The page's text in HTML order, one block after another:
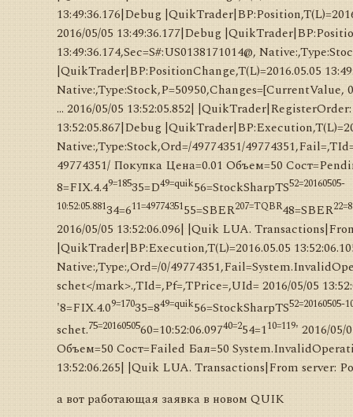
13:49:36.176|Debug
2016/05/05 13:49:36.177|Debug
13:49:36.174,Sec=S#:US0138171014@,
|QuikTrader|BP:PositionChange,T(L)=2016.05.05
... 2016/05/05 13:52:05.852|
13:52:05.867|Debug
Native:,Type:Stock,Ord=/49774351/
49774351/ Покупка Цена=0.01 Объем=50
8=FIX.4.49=18535=D49=quik56=StockSharpTS52=20160505-
10:52:05.88134=611=4977435155=SBER207=TQBR48=SBER22=8
2016/05/05 13:52:06.096| |Quik LUA.
|QuikTrader|BP:Execution,T(L)=2016.05.05
Native:,Type:,Ord=/0/
schet</mark>.,TId=,Pf=,TPrice=,UId= 2016/05/05
'8=FIX.4.09=17035=849=quik56=StockSharpTS52=20160505-
schet.75=2016050560=10:52:06.09740=254=110=119' 2016/
Объем=50 Сост=Failed Бал=50
13:52:06.265| |Quik LUA. Transactions|From server:
а вот работающая заявка в новом QUIK